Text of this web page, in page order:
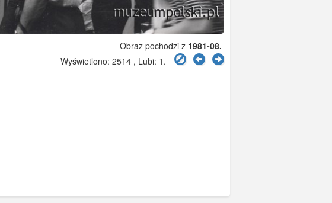
Obraz pochodzi z 1981-08.
Wyświetlono: 2514 , Lubi: 1 .